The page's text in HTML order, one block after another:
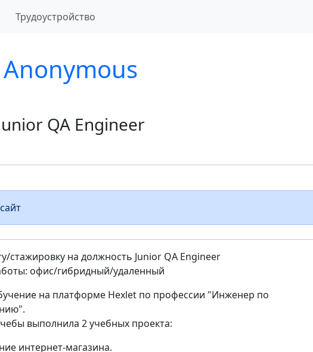
Трудоустройство
Anonymous
QA Engineer
стажировку на должность Junior QA Engineer
офис/гибридный/удаленный
на платформе Hexlet по профессии "Инженер по
выполнила 2 учебных проекта:
интернет-магазина.